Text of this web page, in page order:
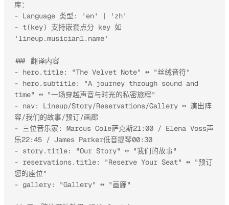
库：
- Language 类型: 'en' | 'zh'
- t(key) 支持嵌套点分 key 如
'lineup.musician1.name'
### 翻译内容
- hero.title: "The Velvet Note" ↔ "丝绒音符"
- hero.subtitle: "A journey through sound and
time" ↔ "一场穿越声音与时光的私密旅程"
- nav: Lineup/Story/Reservations/Gallery ↔ 演出阵
容/我们的故事/预订/画廊
- 三位音乐家: Marcus Cole萨克斯21:00 / Elena Voss声
乐22:45 / James Parker低音提琴00:30
- story.title: "Our Story" ↔ "我们的故事"
- reservations.title: "Reserve Your Seat" ↔ "预订
您的座位"
- gallery: "Gallery" ↔ "画廊"